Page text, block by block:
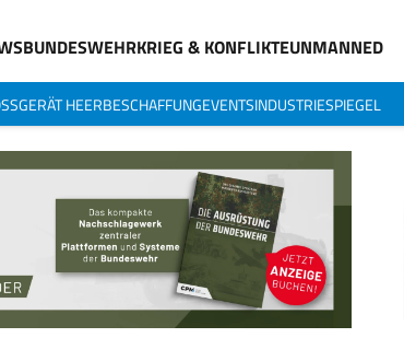
BUNDESWEHRKRIEG & KONFLIKTEUNMANNED
HEERBESCHAFFUNGEVENTSINDUSTRIESPIEGEL